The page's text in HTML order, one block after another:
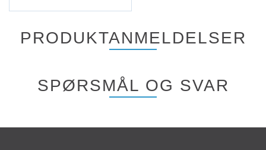
PRODUKTANMELDELSER
SPØRSMÅL OG SVAR